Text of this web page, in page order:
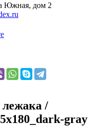
Южная, дом 2
/
gray